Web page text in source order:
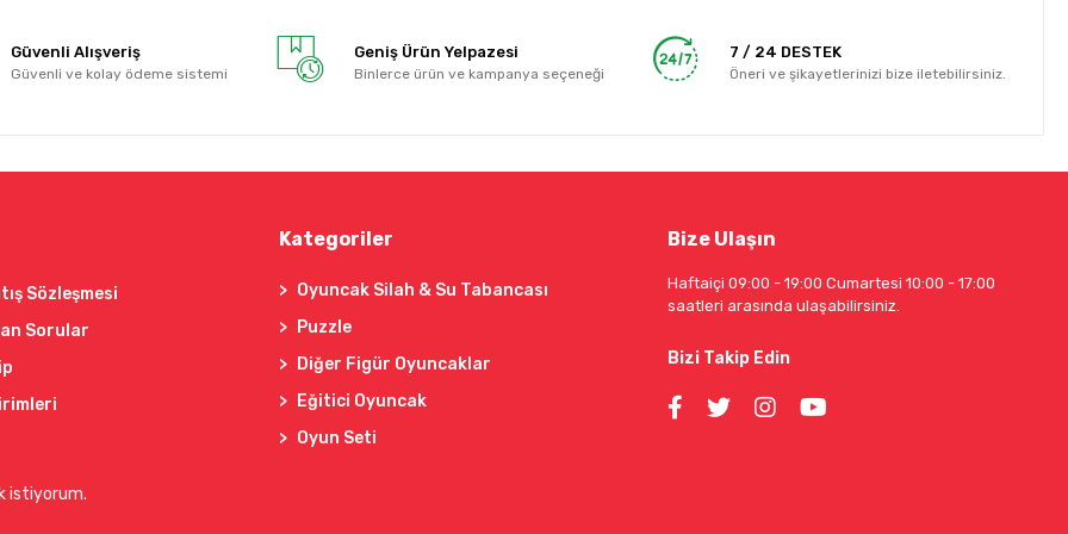
Güvenli Alışveriş
Güvenli ve kolay ödeme sistemi
Geniş Ürün Yelpazesi
Binlerce ürün ve kampanya seçeneği
7 / 24 DESTEK
Öneri ve şikayetlerinizi bize iletebilirsiniz.
Sözleşmesi
Sorular
istiyorum.
Kategoriler
Oyuncak Silah & Su Tabancası
Puzzle
Diğer Figür Oyuncaklar
Eğitici Oyuncak
Oyun Seti
Bize Ulaşın
Haftaiçi 09:00 - 19:00 Cumartesi 10:00 - 17:00
saatleri arasında ulaşabilirsiniz.
Bizi Takip Edin